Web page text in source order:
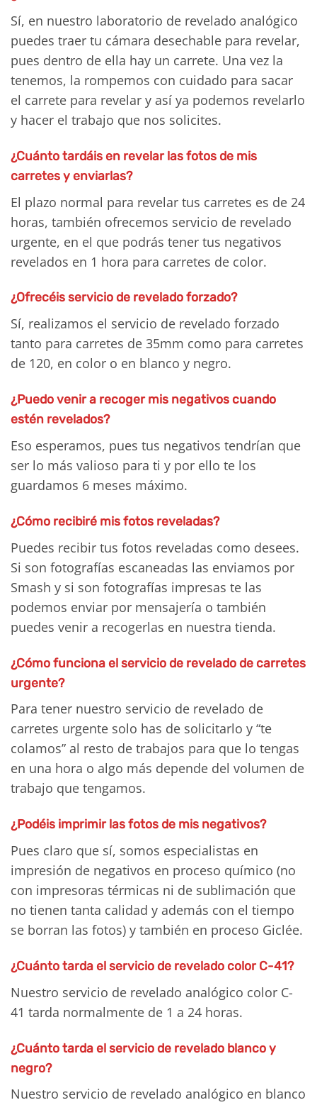
Sí, en nuestro laboratorio de revelado analógico
puedes traer tu cámara desechable para revelar,
pues dentro de ella hay un carrete. Una vez la
tenemos, la rompemos con cuidado para sacar
el carrete para revelar y así ya podemos revelarlo
y hacer el trabajo que nos solicites.
¿Cuánto tardáis en revelar las fotos de mis
carretes y enviarlas?
El plazo normal para revelar tus carretes es de 24
horas, también ofrecemos servicio de revelado
urgente, en el que podrás tener tus negativos
revelados en 1 hora para carretes de color.
¿Ofrecéis servicio de revelado forzado?
Sí, realizamos el servicio de revelado forzado
tanto para carretes de 35mm como para carretes
de 120, en color o en blanco y negro.
¿Puedo venir a recoger mis negativos cuando
estén revelados?
Eso esperamos, pues tus negativos tendrían que
ser lo más valioso para ti y por ello te los
guardamos 6 meses máximo.
¿Cómo recibiré mis fotos reveladas?
Puedes recibir tus fotos reveladas como desees.
Si son fotografías escaneadas las enviamos por
Smash y si son fotografías impresas te las
podemos enviar por mensajería o también
puedes venir a recogerlas en nuestra tienda.
¿Cómo funciona el servicio de revelado de carretes
urgente?
Para tener nuestro servicio de revelado de
carretes urgente solo has de solicitarlo y “te
colamos” al resto de trabajos para que lo tengas
en una hora o algo más depende del volumen de
trabajo que tengamos.
¿Podéis imprimir las fotos de mis negativos?
Pues claro que sí, somos especialistas en
impresión de negativos en proceso químico (no
con impresoras térmicas ni de sublimación que
no tienen tanta calidad y además con el tiempo
se borran las fotos) y también en proceso Giclée.
¿Cuánto tarda el servicio de revelado color C-41?
Nuestro servicio de revelado analógico color C-
41 tarda normalmente de 1 a 24 horas.
¿Cuánto tarda el servicio de revelado blanco y
negro?
Nuestro servicio de revelado analógico en blanco